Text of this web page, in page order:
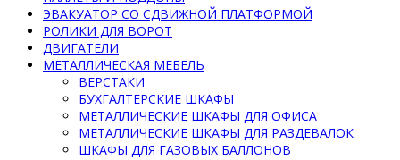
ЭВАКУАТОР СО СДВИЖНОЙ ПЛАТФОРМОЙ
РОЛИКИ ДЛЯ ВОРОТ
ДВИГАТЕЛИ
МЕТАЛЛИЧЕСКАЯ МЕБЕЛЬ
ВЕРСТАКИ
БУХГАЛТЕРСКИЕ ШКАФЫ
МЕТАЛЛИЧЕСКИЕ ШКАФЫ ДЛЯ ОФИСА
МЕТАЛЛИЧЕСКИЕ ШКАФЫ ДЛЯ РАЗДЕВАЛОК
ШКАФЫ ДЛЯ ГАЗОВЫХ БАЛЛОНОВ